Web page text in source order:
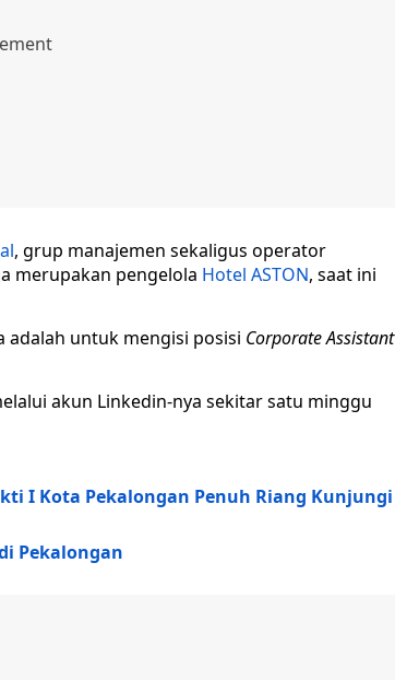
, grup manajemen sekaligus operator
merupakan pengelola Hotel ASTON, saat ini
untuk mengisi posisi Corporate Assistant
akun Linkedin-nya sekitar satu minggu
I Kota Pekalongan Penuh Riang Kunjungi
Pekalongan